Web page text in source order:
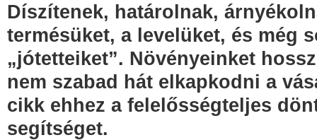
Díszítenek, határolnak,
termésüket, a levelüket, és még
„jótetteiket”. Növényeinket
nem szabad hát elkapkodni a
cikk ehhez a felelősségteljes
segítséget.